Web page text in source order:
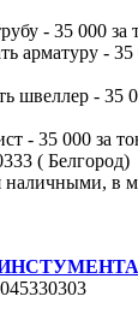
- 35 000 за
арматуру -
швеллер - 35
- 35 000 за
( Белгород)
наличными, в